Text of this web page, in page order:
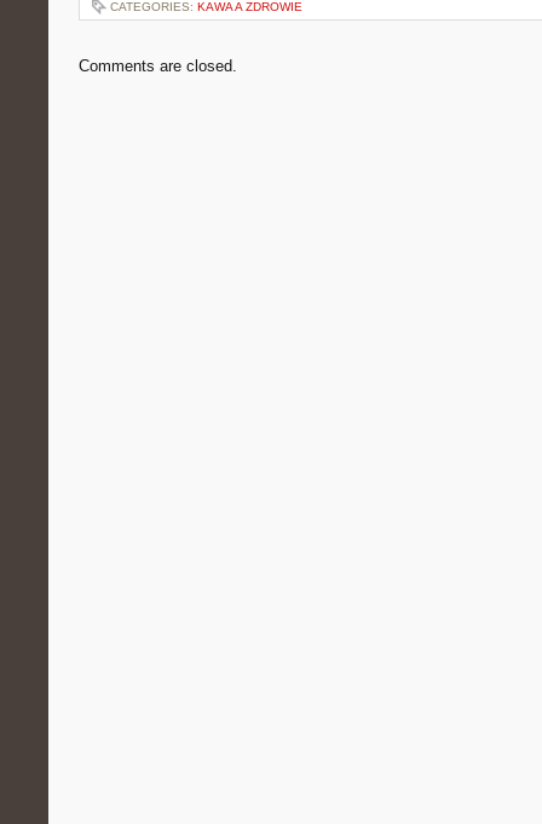
CATEGORIES: KAWA A ZDROWIE
Comments are closed.